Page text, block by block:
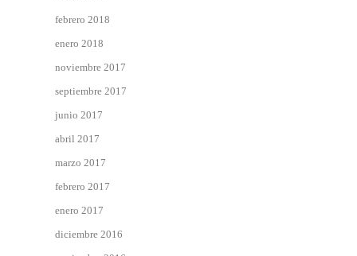
febrero 2018
enero 2018
noviembre 2017
septiembre 2017
junio 2017
abril 2017
marzo 2017
febrero 2017
enero 2017
diciembre 2016